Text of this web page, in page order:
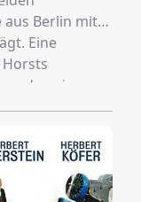
aus Berlin mit
Eine
ein
Dass sie
Die
Krause
2007